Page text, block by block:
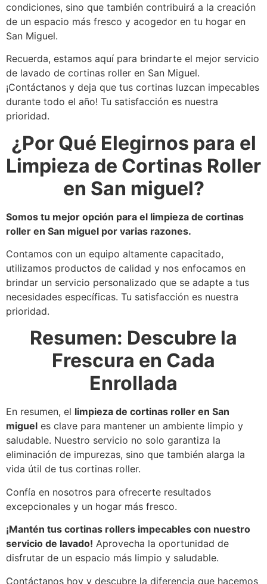
condiciones, sino que también contribuirá a la creación
de un espacio más fresco y acogedor en tu hogar en
San Miguel.
Recuerda, estamos aquí para brindarte el mejor servicio
de lavado de cortinas roller en San Miguel.
¡Contáctanos y deja que tus cortinas luzcan impecables
durante todo el año! Tu satisfacción es nuestra
prioridad.
¿Por Qué Elegirnos para el
Limpieza de Cortinas Roller
en San miguel?
Somos tu mejor opción para el limpieza de cortinas
roller en San miguel por varias razones.
Contamos con un equipo altamente capacitado,
utilizamos productos de calidad y nos enfocamos en
brindar un servicio personalizado que se adapte a tus
necesidades específicas. Tu satisfacción es nuestra
prioridad.
Resumen: Descubre la
Frescura en Cada
Enrollada
En resumen, el limpieza de cortinas roller en San
miguel es clave para mantener un ambiente limpio y
saludable. Nuestro servicio no solo garantiza la
eliminación de impurezas, sino que también alarga la
vida útil de tus cortinas roller.
Confía en nosotros para ofrecerte resultados
excepcionales y un hogar más fresco.
¡Mantén tus cortinas rollers impecables con nuestro
servicio de lavado! Aprovecha la oportunidad de
disfrutar de un espacio más limpio y saludable.
Contáctanos hoy y descubre la diferencia que hacemos